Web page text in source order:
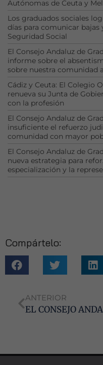
Autónomas de Ceuta y
Los graduados sociales
días para comunicar bajas
Seguridad Social
El Consejo Andaluz de
informe sobre el
sobre nuestra comunidad
Cádiz y Ceuta: El Colegio
renueva su Junta de
con la profesión
El Consejo Andaluz de
insuficiente el refuerzo
comunidad con mayor
El Consejo Andaluz de
nueva estrategia para
especialización y la
Compártelo:
ANTERIOR